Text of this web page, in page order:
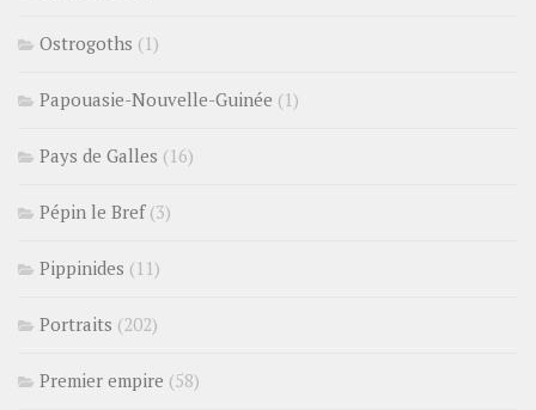
Ostrogoths (1)
Papouasie-Nouvelle-Guinée (1)
Pays de Galles (16)
Pépin le Bref(3)
Pippinides (11)
Portraits (202)
Premier empire (58)